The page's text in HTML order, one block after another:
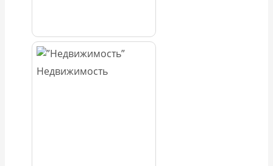
Недвижимость